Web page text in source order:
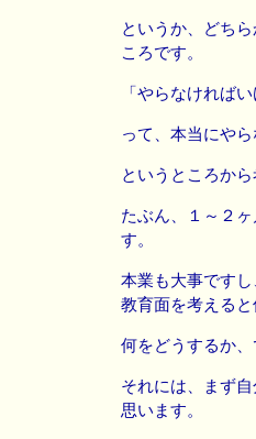
というか、どち
ころです。
「やらなければ
って、本当にや
というところから
たぶん、１～２
す。
本業も大事です
教育面を考える
何をどうするか、
それには、まず
思います。